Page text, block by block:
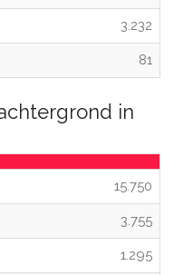
3.232
81
in
15.750
3.755
1.295